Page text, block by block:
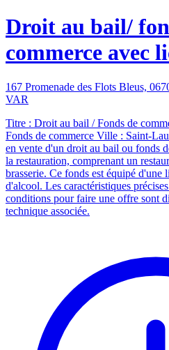
Droit au bail/
commerce avec
167 Promenade des Flots Bleus,
VAR
Titre : Droit au bail / Fonds de
Fonds de commerce Ville : Saint-
en vente d'un droit au bail ou fonds
la restauration, comprenant un
brasserie. Ce fonds est équipé d'une
d'alcool. Les caractéristiques
conditions pour faire une offre sont
technique associée.